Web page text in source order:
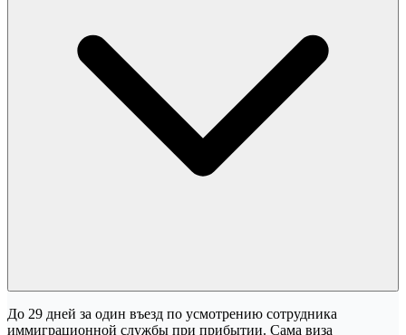
До 29 дней за один въезд по усмотрению сотрудника
иммиграционной службы при прибытии. Сама виза